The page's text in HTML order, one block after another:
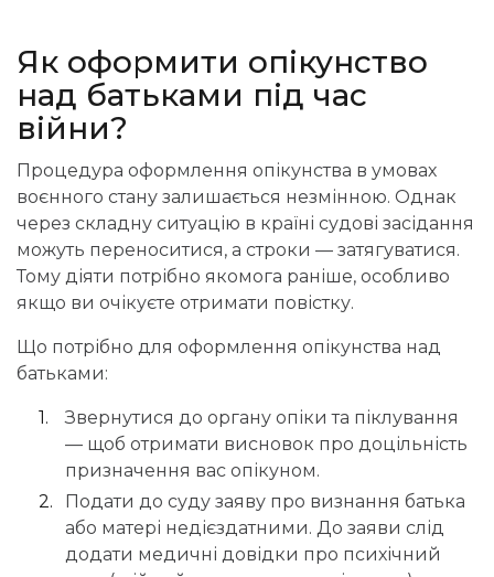
Як оформити опікунство
над батьками під час
війни?
Процедура оформлення опікунства в умовах
воєнного стану залишається незмінною. Однак
через складну ситуацію в країні судові засідання
можуть переноситися, а строки — затягуватися.
Тому діяти потрібно якомога раніше, особливо
якщо ви очікуєте отримати повістку.
Що потрібно для оформлення опікунства над
батьками:
Звернутися до органу опіки та піклування
— щоб отримати висновок про доцільність
призначення вас опікуном.
Подати до суду заяву про визнання батька
або матері недієздатними. До заяви слід
додати медичні довідки про психічний